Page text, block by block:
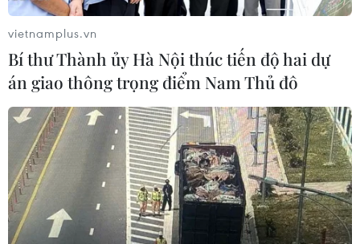
vietnamplus.vn
Bí thư Thành ủy Hà Nội thúc tiến độ hai dự
án giao thông trọng điểm Nam Thủ đô